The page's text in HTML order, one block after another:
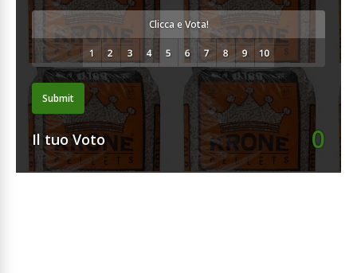
Clicca e Vota!
Submit
Il tuo Voto 0